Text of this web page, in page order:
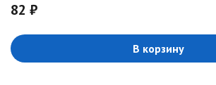
82 ₽
В корзину